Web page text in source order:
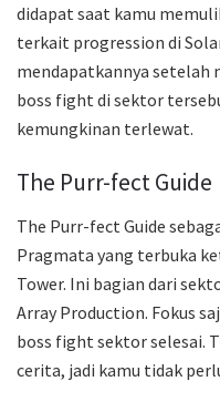
didapat saat kamu
terkait progression di
mendapatkannya setelah
boss fight di sektor
kemungkinan terlewat.
The Purr-fect Guide
The Purr-fect Guide
Pragmata yang terbuka
Tower. Ini bagian dari
Array Production. Fokus
boss fight sektor selesai.
cerita, jadi kamu tidak